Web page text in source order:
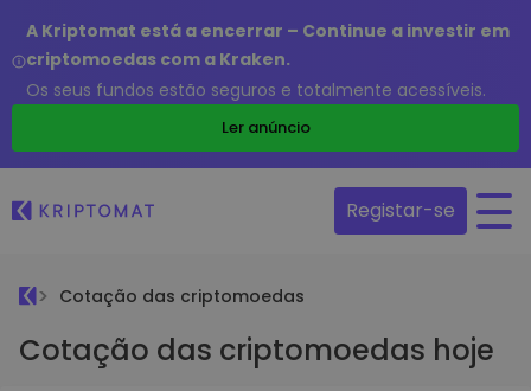
A Kriptomat está a encerrar – Continue a investir em
criptomoedas com a Kraken.
Os seus fundos estão seguros e totalmente acessíveis.
Ler anúncio
Registar-se
Cotação das criptomoedas
Cotação das criptomoedas hoje